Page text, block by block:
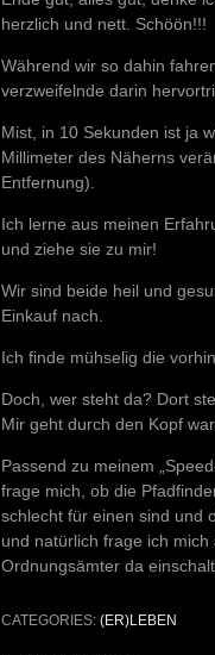
herzlich und nett. Schöön!!!
Während wir so dahin
verzweifelnde darin
Mist, in 10 Sekunden ist ja
Millimeter des Näherns
Entfernung).
Ich lerne aus meinen
und ziehe sie zu mir!
Wir sind beide heil und
Einkauf nach.
Ich finde mühselig die
Doch, wer steht da? Dort
Mir geht durch den Kopf
Passend zu meinem
frage mich, ob die
schlecht für einen sind und
und natürlich frage ich
Ordnungsämter da
CATEGORIES: (ER)LEBEN